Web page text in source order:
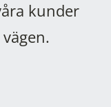
kunder